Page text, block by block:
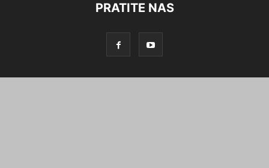
PRATITE NAS